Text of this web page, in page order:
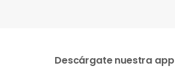
Descárgate nuestra app